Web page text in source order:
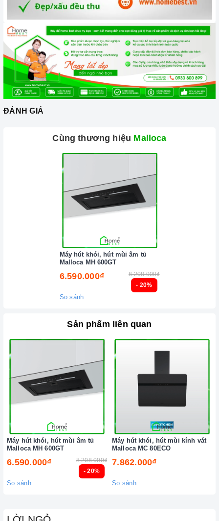
ĐÁNH GIÁ
Cùng thương hiệu Malloca
- 20%
Máy hút khói, hút mùi âm tủ
Malloca MH 600GT
6.590.000₫ 8.208.000₫
So sánh
Sản phẩm liên quan
- 20%
Máy hút khói, hút mùi âm tủ
Malloca MH 600GT
6.590.000₫ 8.208.000₫
So sánh
Máy hút khói, hút mùi kính vát
Malloca MC 80ECO
7.862.000₫
So sánh